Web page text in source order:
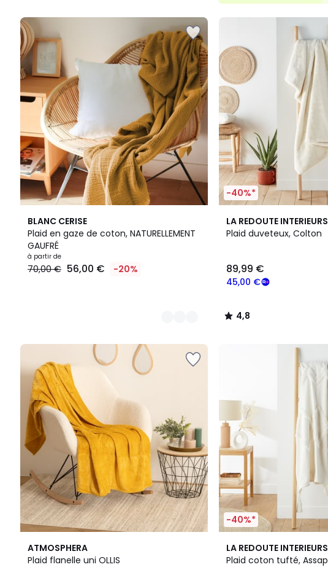
BLANC CERISE
Plaid en gaze de coton, NATURELLEMENT
GAUFRÉ
à partir de
70,00 € 56,00 € -20%
4
Couleurs
-40%*
LA REDOUTE INTERIEURS
Plaid duveteux, Colton
45,00 €
89,99 €
4,8
/ 5
4
Couleurs
4,8
/
ATMOSPHERA
Plaid flanelle uni OLLIS
4,7
/ 5
22
Couleurs
-40%*
LA REDOUTE INTERIEURS
Plaid coton tufté, Assap
4,7
/ 5